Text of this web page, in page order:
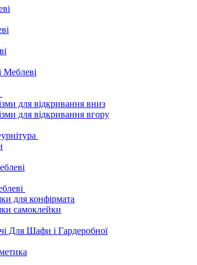
Меблеві
для відкривання вниз
для відкривання вгору
для конфірмата
самоклейки
Для Шафи і Гардеробної